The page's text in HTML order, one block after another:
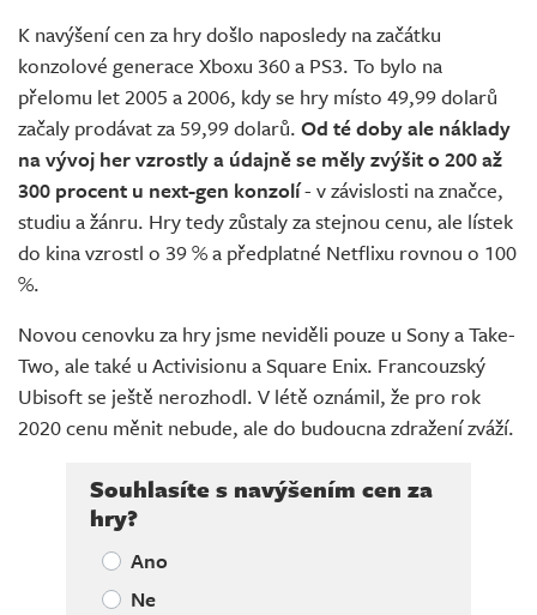
K navýšení cen za hry došlo naposledy na začátku
konzolové generace Xboxu 360 a PS3. To bylo na
přelomu let 2005 a 2006, kdy se hry místo 49,99 dolarů
začaly prodávat za 59,99 dolarů. Od té doby ale náklady
na vývoj her vzrostly a údajně se měly zvýšit o 200 až
300 procent u next-gen konzolí- v závislosti na značce,
studiu a žánru. Hry tedy zůstaly za stejnou cenu, ale lístek
do kina vzrostl o 39 % a předplatné Netflixu rovnou o 100
%.
Novou cenovku za hry jsme neviděli pouze u Sony a Take-
Two, ale také u Activisionu a Square Enix. Francouzský
Ubisoft se ještě nerozhodl. V létě oznámil, že pro rok
2020 cenu měnit nebude, ale do budoucna zdražení zváží.
Souhlasíte s navýšením cen za
hry?
Ano
Ne